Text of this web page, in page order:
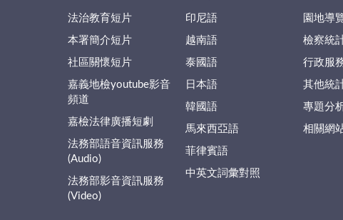
法治教育短片
本署簡介短片
社區關懷短片
嘉義地檢youtube影音
頻道
嘉檢法律廣播短劇
法務部語音資訊服務
(Audio)
法務部影音資訊服務
(Video)
印尼語
越南語
泰國語
日本語
韓國語
馬來西亞語
菲律賓語
中英文詞彙對照
園地導
檢察統
行政服
其他統
專題分
相關網